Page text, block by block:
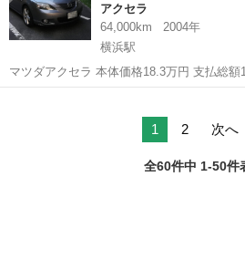
アクセラ
64,000km
2004年
横浜駅
マツダアクセラ 本体価格18.3万円 支払総額18.3万円 色グレー 年式／
初度登録平成16年(2004年) 走行距離6.4万
1 2 次へ
全60件中 1-50件